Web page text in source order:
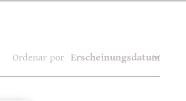
Ordenar por